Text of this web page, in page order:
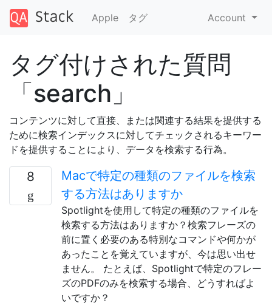
Apple タグ Account
タグ付けされた質問
「search」
コンテンツに対して直接、または関連する結果を提供する
ために検索インデックスに対してチェックされるキーワー
ドを提供することにより、データを検索する行為。
8
Macで特定の種類のファイルを検索
する方法はありますか
Spotlightを使用して特定の種類のファイルを
検索する方法はありますか？検索フレーズの
前に置く必要のある特別なコマンドや何かが
あったことを覚えていますが、今は思い出せ
ません。 たとえば、Spotlightで特定のフレー
ズのPDFのみを検索する場合、どうすればよ
いですか？